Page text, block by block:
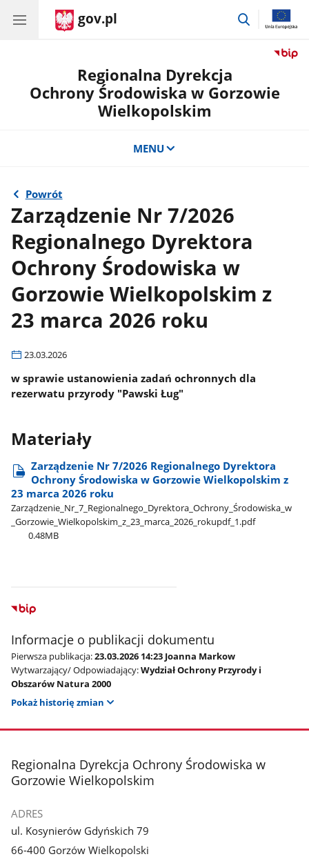
gov.pl
przejdź
Regionalna Dyrekcja
Ochrony Środowiska w Gorzowie
Wielkopolskim
MENU
Powrót
Zarządzenie Nr 7/2026
Regionalnego Dyrektora
Ochrony Środowiska w
Gorzowie Wielkopolskim z
23 marca 2026 roku
23.03.2026
w sprawie ustanowienia zadań ochronnych dla
rezerwatu przyrody "Pawski Ług"
Materiały
Zarządzenie Nr 7/2026 Regionalnego Dyrektora
Ochrony Środowiska w Gorzowie Wielkopolskim z
23 marca 2026 roku
Zarządzenie​_Nr​_7​_Regionalnego​_Dyrektora​_Ochrony​_Środowiska​_w​
_Gorzowie​_Wielkopolskim​_z​_23​_marca​_2026​_rokupdf​_1.pdf
0.48MB
Informacje o publikacji dokumentu
Pierwsza publikacja:23.03.2026 14:23 Joanna Markow
Wytwarzający/ Odpowiadający:Wydział Ochrony Przyrody i
Obszarów Natura 2000
Pokaż historię zmian
stopka
Regionalna Dyrekcja Ochrony Środowiska w
Gorzowie Wielkopolskim
ADRES
ul. Kosynierów Gdyńskich 79
66-400 Gorzów Wielkopolski